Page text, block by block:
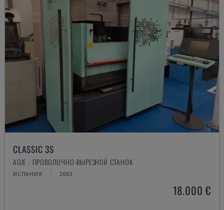
CLASSIC 3S
AGIE - ПРОВОЛОЧНО-ВЫРЕЗНОЙ СТАНОК
ИСПАНИЯ 2002
18.000 €